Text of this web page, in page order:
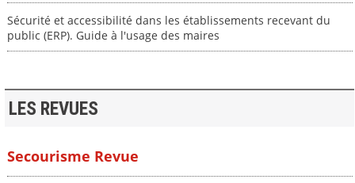
Sécurité et accessibilité dans les établissements recevant du
public (ERP). Guide à l'usage des maires
LES REVUES
Secourisme Revue